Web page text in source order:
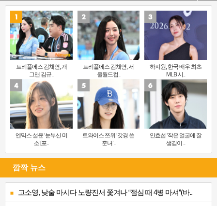
트리플에스 김채연, 개
그맨 김규..
트리플에스 김채연, 서
울월드컵..
하지원, 한국 배우 최초
MLB 시..
엔믹스 설윤 ‘눈부신 미
소’[포..
트와이스 쯔위 ‘갓경 쓴
훈녀’..
안효섭 ‘작은 얼굴에 잘
생김이 ..
깜짝 뉴스
고소영, 낮술 마시다 노량진서 쫓겨나 “점심 때 4병 마셔”(바..